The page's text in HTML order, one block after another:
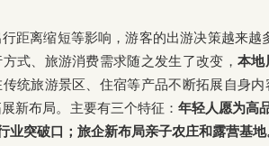
距离缩短等影响，游客的出游决策越来越
式、旅游消费需求随之发生了改变， 本地
传统旅游景区、住宿等产品不断拓展自身
新布局。主要有三个特征： 年轻人愿为高
业突破口；旅企新布局亲子农庄和露营基地